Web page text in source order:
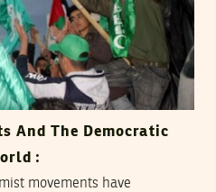
And The Democratic
:
movements have